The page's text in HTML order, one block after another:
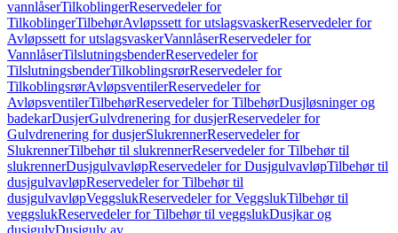
vannlåserTilkoblingerReservedeler for
TilkoblingerTilbehørAvløpssett for utslagsvaskerReservedeler for
Avløpssett for utslagsvaskerVannlåserReservedeler for
VannlåserTilslutningsbenderReservedeler for
TilslutningsbenderTilkoblingsrørReservedeler for
TilkoblingsrørAvløpsventilerReservedeler for
AvløpsventilerTilbehørReservedeler for TilbehørDusjløsninger og
badekarDusjerGulvdrenering for dusjerReservedeler for
Gulvdrenering for dusjerSlukrennerReservedeler for
SlukrennerTilbehør til slukrennerReservedeler for Tilbehør til
slukrennerDusjgulvavløpReservedeler for DusjgulvavløpTilbehør til
dusjgulvavløpReservedeler for Tilbehør til
dusjgulvavløpVeggslukReservedeler for VeggslukTilbehør til
veggslukReservedeler for Tilbehør til veggslukDusjkar og
dusjgulvDusjgulv av